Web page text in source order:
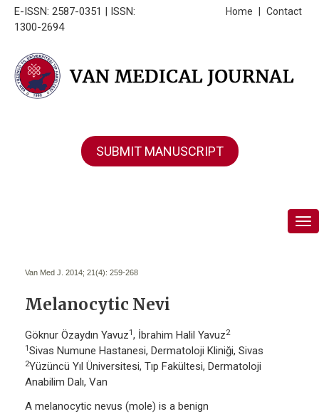
E-ISSN: 2587-0351 | ISSN:
1300-2694
Contact
Home
SUBMIT MANUSCRIPT
Van Med J. 2014; 21(4): 259-268
Melanocytic Nevi
Göknur Özaydın Yavuz1, İbrahim Halil Yavuz2
1Sivas Numune Hastanesi, Dermatoloji Kliniği, Sivas
2Yüzüncü Yıl Üniversitesi, Tıp Fakültesi, Dermatoloji
Anabilim Dalı, Van
A melanocytic nevus (mole) is a benign